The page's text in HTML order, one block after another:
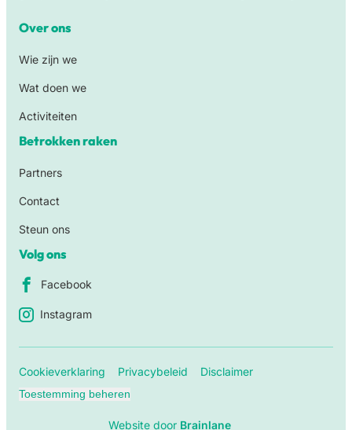
Over ons
Wie zijn we
Wat doen we
Activiteiten
Betrokken raken
Partners
Contact
Steun ons
Volg ons
Facebook
Instagram
Cookieverklaring Privacybeleid Disclaimer
Toestemming beheren
Website door Brainlane